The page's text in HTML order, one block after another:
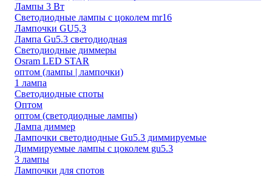
Лампы 3 Вт
Светодиодные лампы с цоколем mr16
Лампочки GU5,3
Лампа Gu5.3 светодиодная
Светодиодные диммеры
Osram LED STAR
оптом (лампы | лампочки)
1 лампа
Светодиодные споты
Оптом
оптом (светодиодные лампы)
Лампа диммер
Лампочки светодиодные Gu5.3 диммируемые
Диммируемые лампы с цоколем gu5.3
3 лампы
Лампочки для спотов